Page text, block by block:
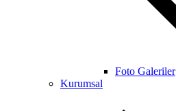
Foto Galeriler
Kurumsal